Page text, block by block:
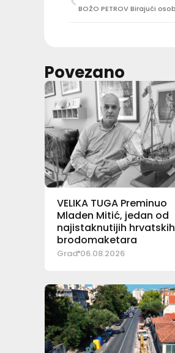
Povezano
VELIKA TUGA Preminuo
Mladen Mitić, jedan od
najistaknutijih hrvatskih
brodomaketara
Grad 06.08.2026